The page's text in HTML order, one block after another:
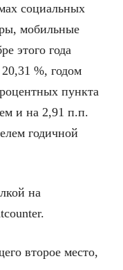
социальных
мобильные
этого года
%, годом
пункта
и на 2,91 п.п.
годичной
на
второе место,